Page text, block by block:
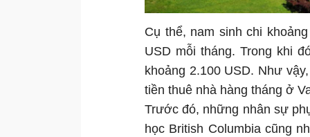
Cụ thể, nam sinh chi
USD mỗi tháng. Trong khi
khoảng 2.100 USD. Như
tiền thuê nhà hàng tháng ở
Trước đó, những nhân sự
học British Columbia cũng